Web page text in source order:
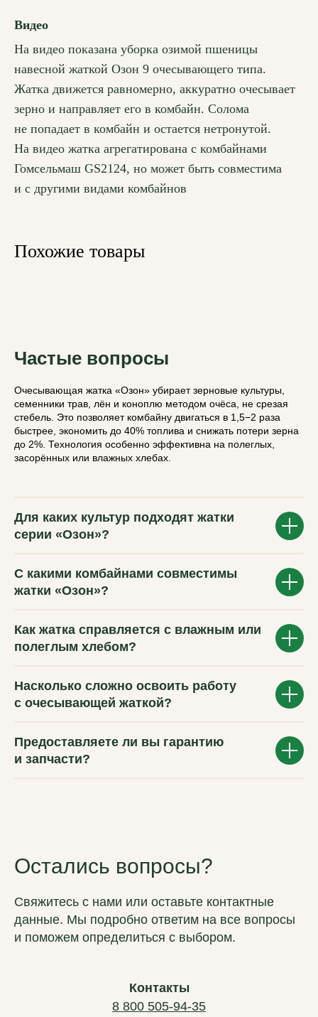
Видео
На видео показана уборка озимой пшеницы
навесной жаткой Озон 9 очесывающего типа.
Жатка движется равномерно, аккуратно очесывает
зерно и направляет его в комбайн. Солома
не попадает в комбайн и остается нетронутой.
На видео жатка агрегатирована с комбайнами
Гомсельмаш GS2124, но может быть совместима
и с другими видами комбайнов
Похожие товары
Частые вопросы
Очесывающая жатка «Озон» убирает зерновые культуры,
семенники трав, лён и коноплю методом очёса, не срезая
стебель. Это позволяет комбайну двигаться в 1,5−2 раза
быстрее, экономить до 40% топлива и снижать потери зерна
до 2%. Технология особенно эффективна на полеглых,
засорённых или влажных хлебах.
Для каких культур подходят жатки
серии «Озон»?
С какими комбайнами совместимы
жатки «Озон»?
Как жатка справляется с влажным или
полеглым хлебом?
Насколько сложно освоить работу
с очесывающей жаткой?
Предоставляете ли вы гарантию
и запчасти?
Остались вопросы?
Свяжитесь с нами или оставьте контактные
данные. Мы подробно ответим на все вопросы
и поможем определиться с выбором.
Контакты
8 800 505-94-35
ВМ-АГРО
Мы за долгосрочное сотрудничество
Использованы иконки Flaticon
Главная